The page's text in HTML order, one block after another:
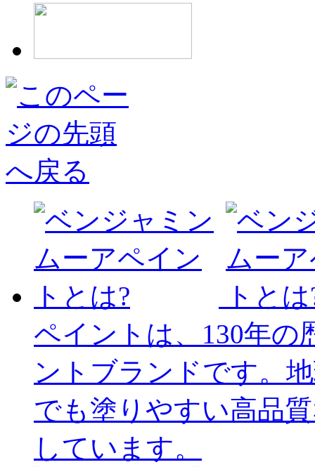
ペイントは、130年の
ントブランドです。
でも塗りやすい高品
しています。